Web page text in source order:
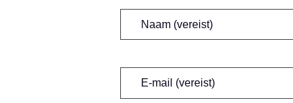
Naam(Vereist)
E-
mail(Vereist)